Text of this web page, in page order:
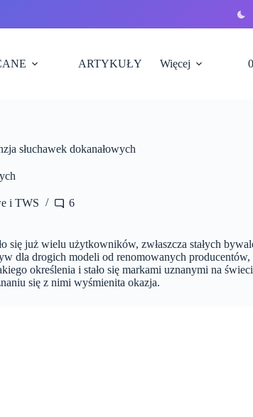
ARTYKUŁY Więcej
słuchawek dokanałowych
i TWS 6
się już wielu użytkowników, zwłaszcza stałych
dla drogich modeli od renomowanych
określenia i stało się markami uznanymi na
się z nimi wyśmienita okazja.